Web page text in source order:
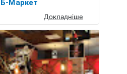
Маркет
Докладніше